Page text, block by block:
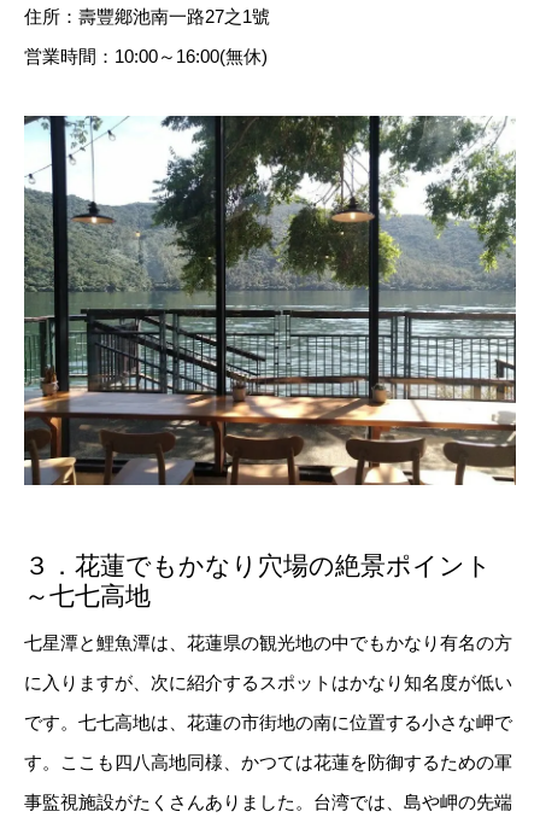
住所：壽豐鄕池南一路27之1號
営業時間：10:00～16:00(無休)
３．花蓮でもかなり穴場の絶景ポイント
～七七高地
七星潭と鯉魚潭は、花蓮県の観光地の中でもかなり有名の方
に入りますが、次に紹介するスポットはかなり知名度が低い
です。七七高地は、花蓮の市街地の南に位置する小さな岬で
す。ここも四八高地同様、かつては花蓮を防御するための軍
事監視施設がたくさんありました。台湾では、島や岬の先端